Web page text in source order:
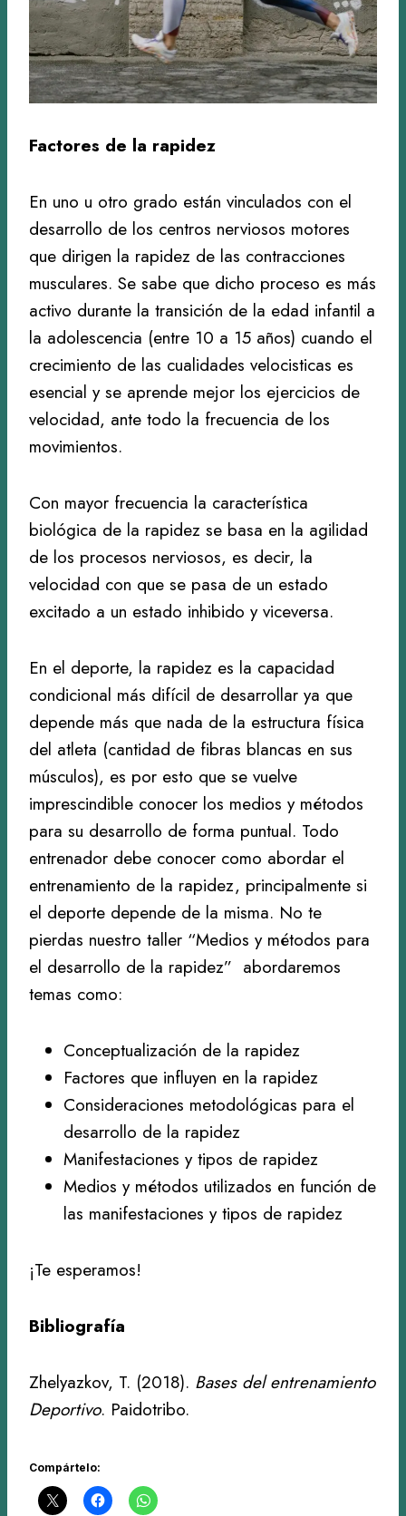
Factores de la rapidez
En uno u otro grado están vinculados con el
desarrollo de los centros nerviosos motores
que dirigen la rapidez de las contracciones
musculares. Se sabe que dicho proceso es más
activo durante la transición de la edad infantil a
la adolescencia (entre 10 a 15 años) cuando el
crecimiento de las cualidades velocisticas es
esencial y se aprende mejor los ejercicios de
velocidad, ante todo la frecuencia de los
movimientos.
Con mayor frecuencia la característica
biológica de la rapidez se basa en la agilidad
de los procesos nerviosos, es decir, la
velocidad con que se pasa de un estado
excitado a un estado inhibido y viceversa.
En el deporte, la rapidez es la capacidad
condicional más difícil de desarrollar ya que
depende más que nada de la estructura física
del atleta (cantidad de fibras blancas en sus
músculos), es por esto que se vuelve
imprescindible conocer los medios y métodos
para su desarrollo de forma puntual. Todo
entrenador debe conocer como abordar el
entrenamiento de la rapidez, principalmente si
el deporte depende de la misma. No te
pierdas nuestro taller “Medios y métodos para
el desarrollo de la rapidez” abordaremos
temas como:
Conceptualización de la rapidez
Factores que influyen en la rapidez
Consideraciones metodológicas para el
desarrollo de la rapidez
Manifestaciones y tipos de rapidez
Medios y métodos utilizados en función de
las manifestaciones y tipos de rapidez
¡Te esperamos!
Bibliografía
Zhelyazkov, T. (2018). Bases del entrenamiento
Deportivo. Paidotribo.
Compártelo: